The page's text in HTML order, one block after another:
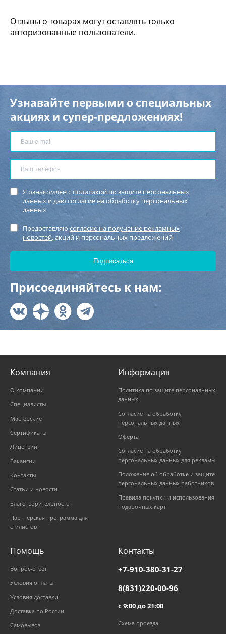
Отзывы о товарах могут оставлять только
авторизованные пользователи.
Узнавайте первыми о специальных
акциях и супер-предложениях!
Я ознакомлен с политикой по защите персональных
данных идаю согласие на обработку персональных
данных
Предоставляю согласие на получение рекламных
новостей, акций и персональных предложений
Присоединяйтесь к нам:
Компания
О компании
Специалисты
Мастерские
Сертификаты
Лицензии
Вакансии
Контакты
Статьи и новости
Благотворительность
Партнерская программа для
стилистов
Информация
Политика по защите персональных
данных
Согласие на обработку
персональных данных
Оферта
Согласие на обработку
персональных данных для рекламы
Положение об обработке и защите
персональных данных работников
Правила покупки и использования
подарочных карт
Помощь
Вопрос-ответ
Условия оплаты
Условия доставки
Доставка по России
Самовывоз
Контакты
+7-910-380-31-27
8(831)220-00-96
с 9:00 до 21:00
Схема проезда